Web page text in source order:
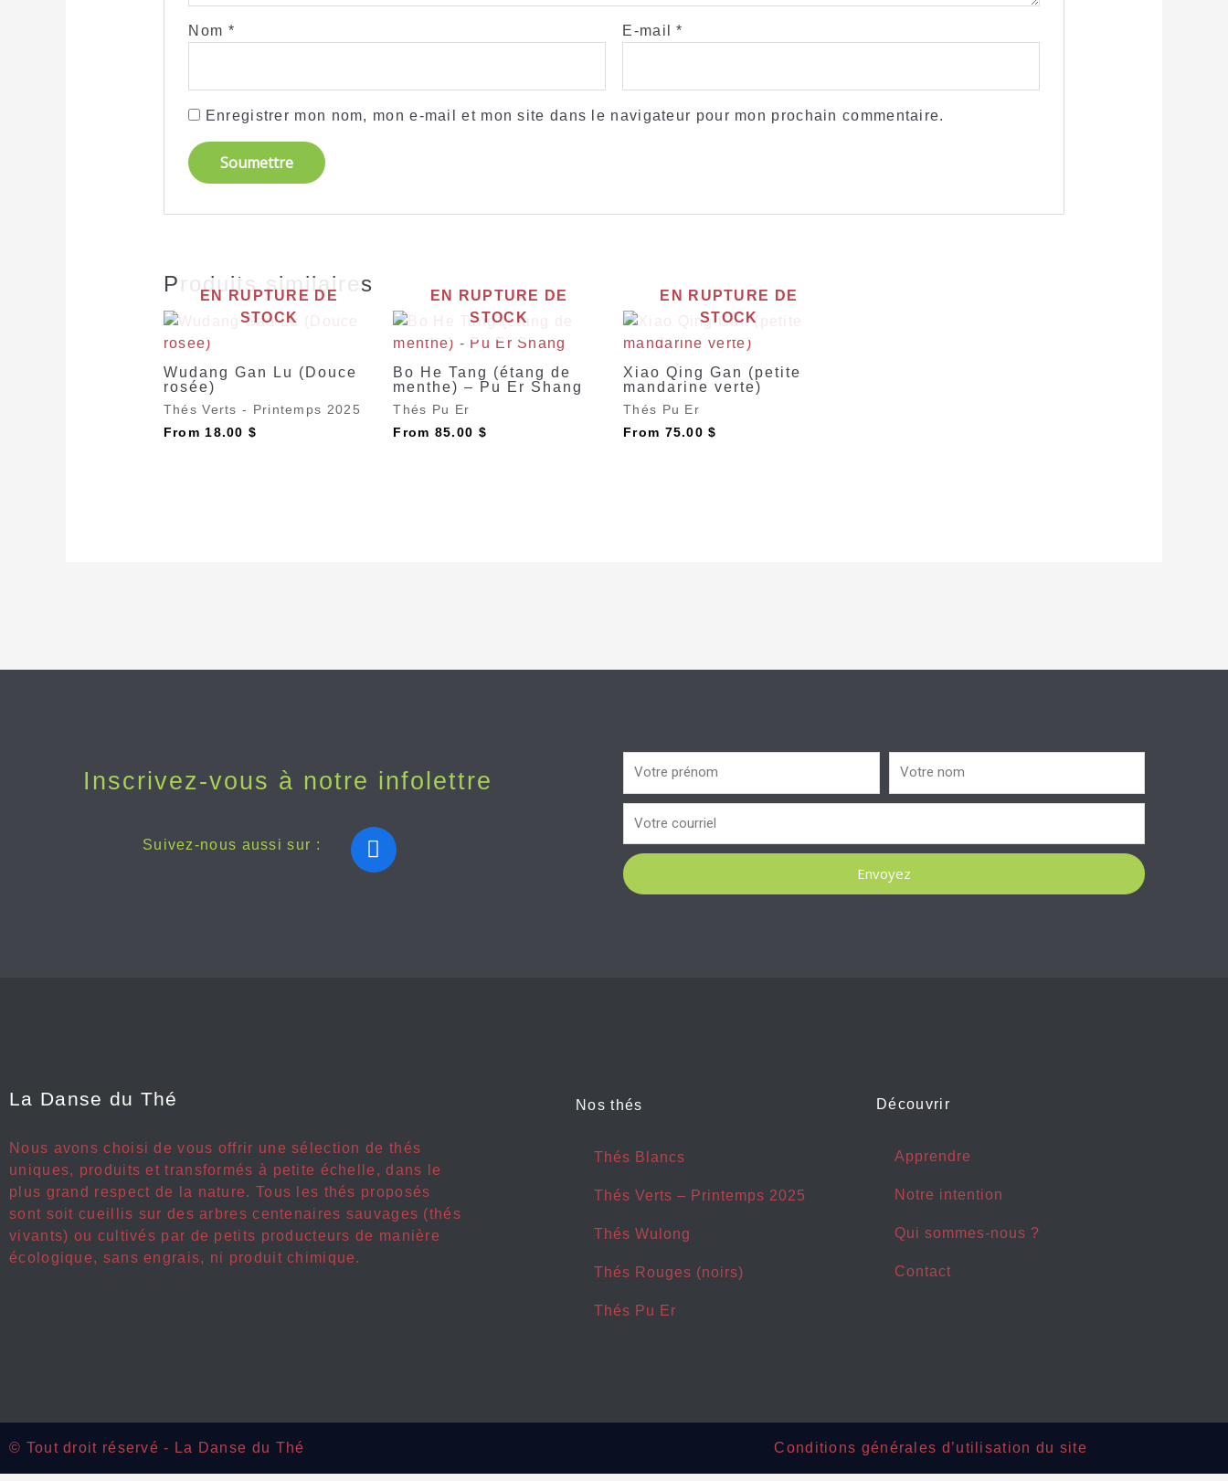
Nom * E-mail*
Enregistrer mon nom, mon e-mail et mon site dans le navigateur pour mon prochain commentaire.
Produits similaires
EN RUPTURE DE
STOCK
Wudang Gan Lu (Douce
rosée)
Thés Verts - Printemps 2025
From 18.00$
EN RUPTURE DE
STOCK
Bo He Tang (étang de
menthe) – Pu Er Shang
Thés Pu Er
From 85.00 $
EN RUPTURE DE
STOCK
Xiao Qing Gan (petite
mandarine verte)
Thés Pu Er
From 75.00$
Inscrivez-vous à notre infolettre
Suivez-nous aussi sur :
F
a
Envoyez
La Danse du Thé
Nous avons choisi de vous offrir une sélection de thés
uniques, produits et transformés à petite échelle, dans le
plus grand respect de la nature. Tous les thés proposés
sont soit cueillis sur des arbres centenaires sauvages (thés
vivants) ou cultivés par de petits producteurs de manière
écologique, sans engrais, ni produit chimique.
Nos thés
Thés Blancs
Thés Verts – Printemps 2025
Thés Wulong
Thés Rouges (noirs)
Thés Pu Er
Découvrir
Apprendre
Notre intention
Qui sommes-nous ?
Contact
© Tout droit réservé - La Danse du Thé Conditions générales d’utilisation du site